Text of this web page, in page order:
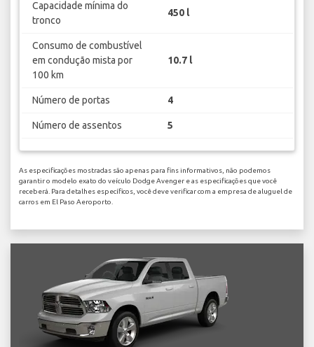
Capacidade mínima do
tronco
450 l
Consumo de combustível
em condução mista por
100 km
10.7 l
Número de portas 4
Número de assentos 5
As especificações mostradas são apenas para fins informativos, não podemos
garantir o modelo exato do veículo Dodge Avenger e as especificações que você
receberá. Para detalhes específicos, você deve verificar com a empresa de aluguel de
carros em El Paso Aeroporto.